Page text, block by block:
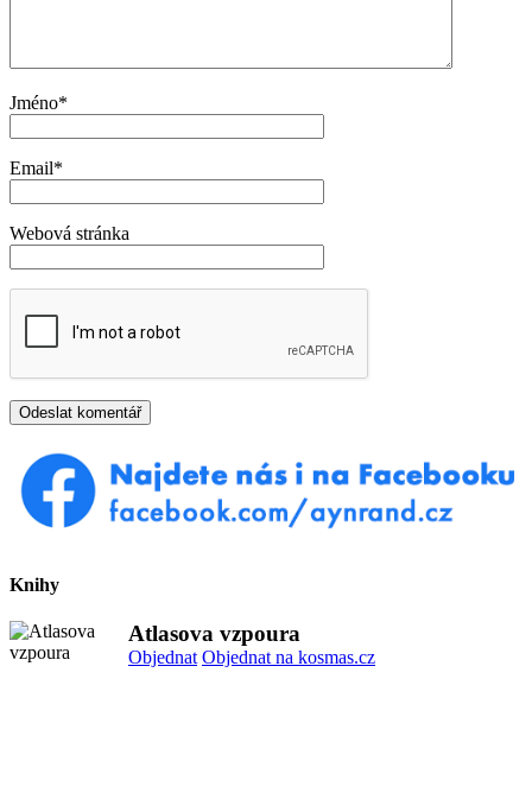
Jméno*
Email*
Webová stránka
Knihy
Atlasova vzpoura
Objednat Objednat na kosmas.cz